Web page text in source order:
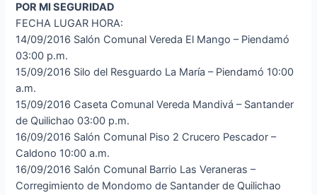
POR MI SEGURIDAD
FECHA LUGAR HORA:
14/09/2016 Salón Comunal Vereda El Mango – Piendamó
03:00 p.m.
15/09/2016 Silo del Resguardo La María – Piendamó 10:00
a.m.
15/09/2016 Caseta Comunal Vereda Mandivá – Santander
de Quilichao 03:00 p.m.
16/09/2016 Salón Comunal Piso 2 Crucero Pescador –
Caldono 10:00 a.m.
16/09/2016 Salón Comunal Barrio Las Veraneras –
Corregimiento de Mondomo de Santander de Quilichao